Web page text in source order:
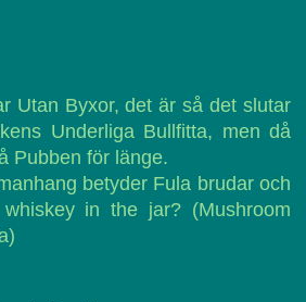
Utan Byxor, det är så det slutar
Underliga Bullfitta, men då
Pubben för länge.
betyder Fula brudar och
in the jar? (Mushroom